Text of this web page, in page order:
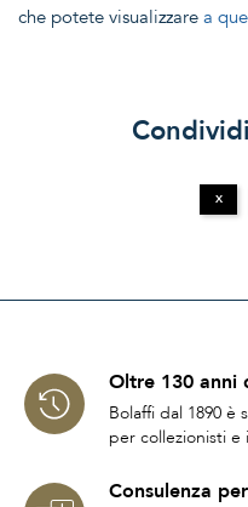
che potete visualizzare a
X
Oltre 130 anni
Bolaffi dal 1890 è
per collezionisti e
Consulenza